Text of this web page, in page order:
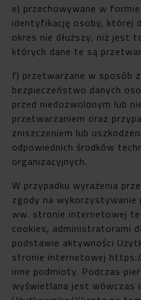
e) przechowywane w
identyfikację osoby, której
okres nie dłuższy, niż jest
których dane te są
f) przetwarzane w sposób
bezpieczeństwo danych
przed niedozwolonym lub
przetwarzaniem oraz
zniszczeniem lub
odpowiednich środków
organizacyjnych.
W przypadku wyrażenia
zgody na wykorzystywanie
ww. stronie internetowej
cookies, administratorami
podstawie aktywności
stronie internetowej
inne podmioty. Podczas
wyświetlana jest wówczas